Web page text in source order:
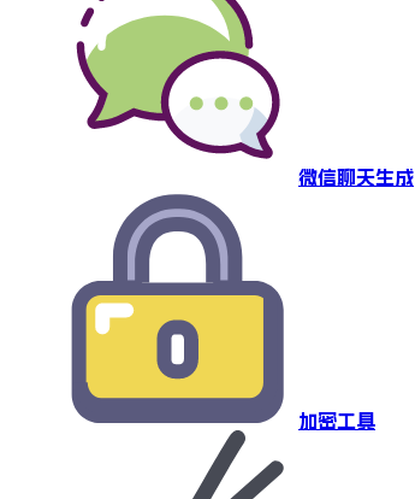
微信聊天生成
加密工具